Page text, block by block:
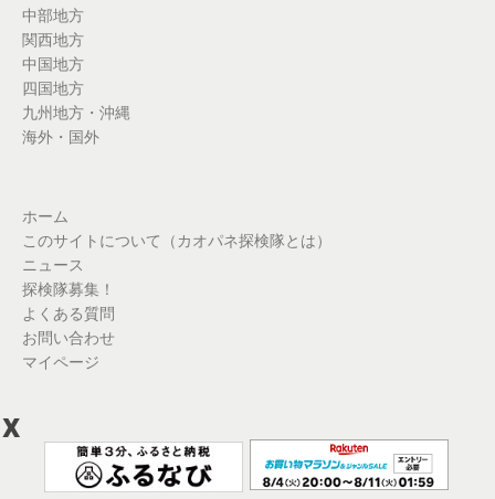
中部地方
関西地方
中国地方
四国地方
九州地方・沖縄
海外・国外
ホーム
このサイトについて（カオパネ探検隊とは）
ニュース
探検隊募集！
よくある質問
お問い合わせ
マイページ